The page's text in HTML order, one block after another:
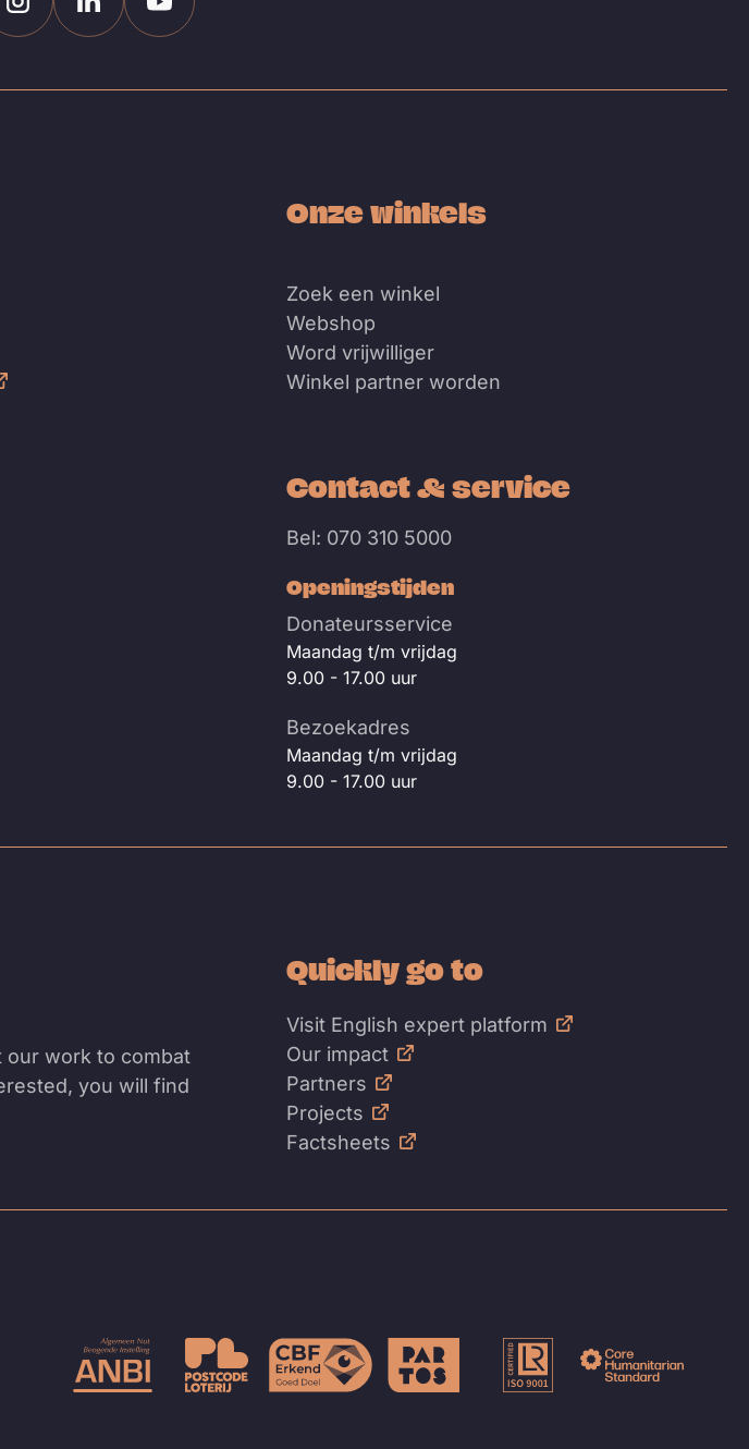
InstagramLinkedinYoutube
Onze winkels
Zoek een winkel
Webshop
Word vrijwilliger
Winkel partner worden
Contact & service
Bel: 070 310 5000
Openingstijden
Donateursservice
Maandag t/m vrijdag
9.00 - 17.00 uur
Bezoekadres
Maandag t/m vrijdag
9.00 - 17.00 uur
our work to combat
you will find
Quickly go to
Visit English expert platform
Our impact
Partners
Projects
Factsheets